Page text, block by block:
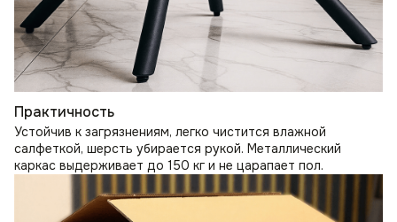
Практичность
Устойчив к загрязнениям, легко чистится влажной
салфеткой, шерсть убирается рукой. Металлический
каркас выдерживает до 150 кг и не царапает пол.